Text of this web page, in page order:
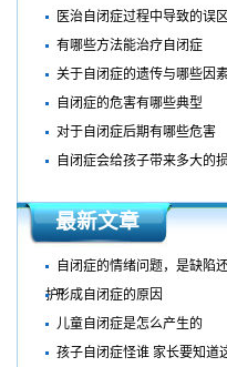
医治自闭症过程中导致的误
有哪些方法能治疗自闭症
关于自闭症的遗传与哪些因
自闭症的危害有哪些典型
对于自闭症后期有哪些危害
自闭症会给孩子带来多大的
最新文章
自闭症的情绪问题，是缺陷
护?形成自闭症的原因
儿童自闭症是怎么产生的
孩子自闭症怪谁 家长要知道